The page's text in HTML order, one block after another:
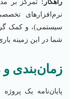
راهکار: تمرکز بر
سیستمی)، و کمک
شما در این زمینه
زمان‌بندی
پایان‌نامه یک